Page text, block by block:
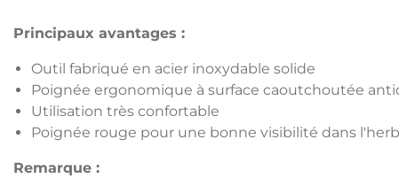
Principaux avantages :
Outil fabriqué en acier inoxydable solide
Poignée ergonomique à surface caoutchoutée
Utilisation très confortable
Poignée rouge pour une bonne visibilité dans
Remarque :